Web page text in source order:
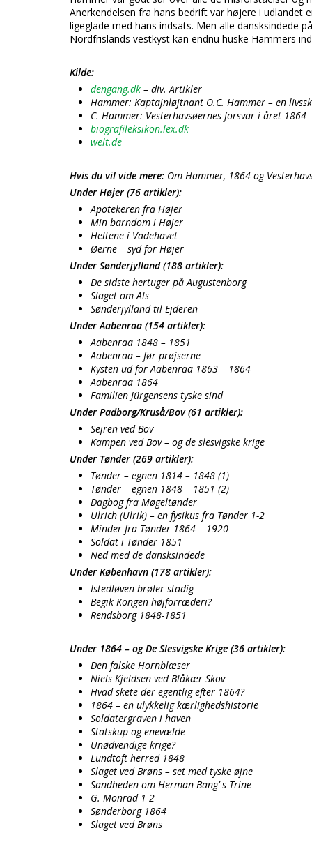
Anerkendelsen fra hans bedrift var højere i
ligeglade med hans indsats. Men alle dansksindede
Nordfrislands vestkyst kan endnu huske Hammers
Kilde:
dengang.dk – div. Artikler
Hammer: Kaptajnløjtnant O.C. Hammer – en
C. Hammer: Vesterhavsøernes forsvar i året 1864
biografileksikon.lex.dk
welt.de
Hvis du vil vide mere: Om Hammer, 1864 og
Under Højer (76 artikler):
Apotekeren fra Højer
Min barndom i Højer
Heltene i Vadehavet
Øerne – syd for Højer
Under Sønderjylland (188 artikler):
De sidste hertuger på Augustenborg
Slaget om Als
Sønderjylland til Ejderen
Under Aabenraa (154 artikler):
Aabenraa 1848 – 1851
Aabenraa – før prøjserne
Kysten ud for Aabenraa 1863 – 1864
Aabenraa 1864
Familien Jürgensens tyske sind
Under Padborg/Kruså/Bov (61 artikler):
Sejren ved Bov
Kampen ved Bov – og de slesvigske krige
Under Tønder (269 artikler):
Tønder – egnen 1814 – 1848 (1)
Tønder – egnen 1848 – 1851 (2)
Dagbog fra Møgeltønder
Ulrich (Ulrik) – en fysikus fra Tønder 1-2
Minder fra Tønder 1864 – 1920
Soldat i Tønder 1851
Ned med de dansksindede
Under København (178 artikler):
Istedløven brøler stadig
Begik Kongen højforræderi?
Rendsborg 1848-1851
Under 1864 – og De Slesvigske Krige (36 artikler):
Den falske Hornblæser
Niels Kjeldsen ved Blåkær Skov
Hvad skete der egentlig efter 1864?
1864 – en ulykkelig kærlighedshistorie
Soldatergraven i haven
Statskup og enevælde
Unødvendige krige?
Lundtoft herred 1848
Slaget ved Brøns – set med tyske øjne
Sandheden om Herman Bang’ s Trine
G. Monrad 1-2
Sønderborg 1864
Slaget ved Brøns